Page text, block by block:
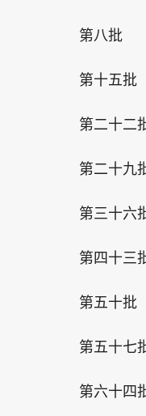
第八批
第十五批
第二十二
第二十九
第三十六
第四十三
第五十批
第五十七
第六十四